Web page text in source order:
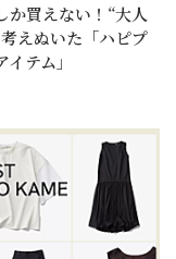
か買えない！“大人
えぬいた「ハピプ
テム」